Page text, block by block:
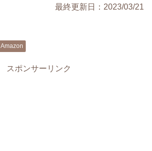
最終更新日：2023/03/21
Amazon
スポンサーリンク